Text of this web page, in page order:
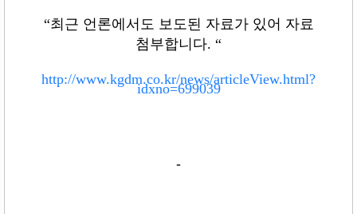
“최근 언론에서도 보도된 자료가 있어 자료
첨부합니다. “
http://www.kgdm.co.kr/news/articleView.html?
idxno=699039
-